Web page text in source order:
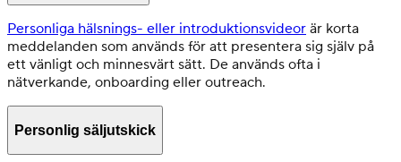
Personliga hälsnings- eller introduktionsvideor är korta
meddelanden som används för att presentera sig själv på
ett vänligt och minnesvärt sätt. De används ofta i
nätverkande, onboarding eller outreach.
Personlig säljutskick